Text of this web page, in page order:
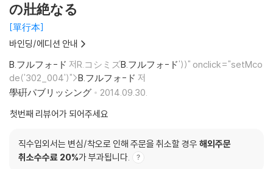
の壯絶なる
單行本
바인딩/에디션 안내
B.フルフォ-ド 저R.コシミズB.フルフォ-ド'))" onclick="setMco
de('302_004')">B.フルフォ-ド 저
學硏パブリッシング
2014.09.30.
첫번째 리뷰어가 되어주세요
직수입외서는 변심/착오로 인해 주문을 취소할 경우 해외주문
취소수수료 20%가 부과됩니다.